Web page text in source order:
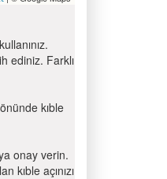
ediniz. Farklı
kıble
onay verin.
kıble açınızı